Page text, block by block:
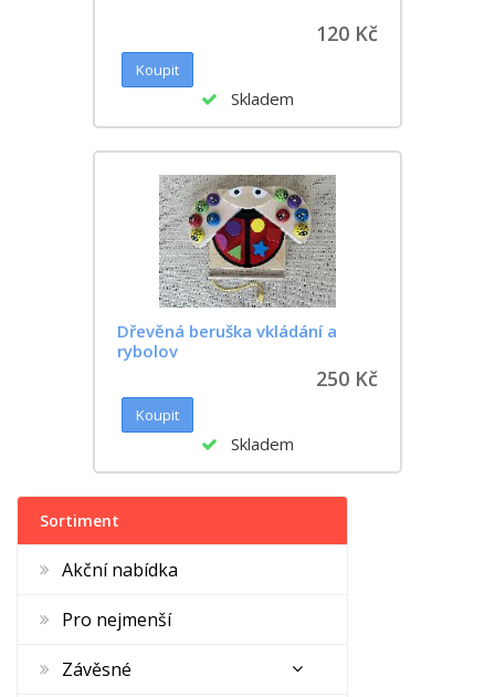
120 Kč
Skladem
Dřevěná beruška vkládání a
rybolov
250 Kč
Skladem
Sortiment
Akční nabídka
Pro nejmenší
Závěsné